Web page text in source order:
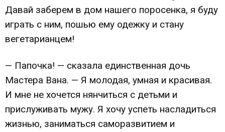
Давай заберем в дом нашего поросенка, я буду
играть с ним, пошью ему одежку и стану
вегетарианцем!
— Папочка! — сказала единственная дочь
Мастера Вана. — Я молодая, умная и красивая.
И мне не хочется нянчиться с детьми и
прислуживать мужу. Я хочу успеть насладиться
жизнью, заниматься саморазвитием и